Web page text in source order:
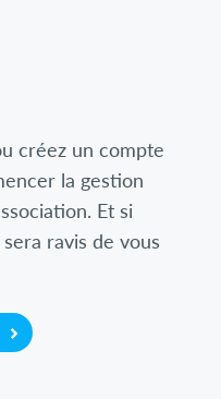
créez un compte
la gestion
Et si
ravis de vous